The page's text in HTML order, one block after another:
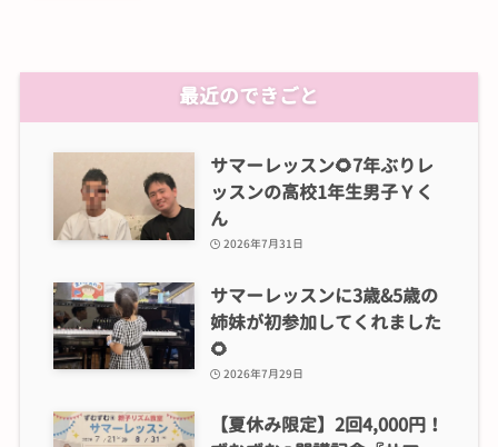
最近のできごと
サマーレッスン🌻7年ぶりレ
ッスンの高校1年生男子Ｙく
ん
2026年7月31日
サマーレッスンに3歳&5歳の
姉妹が初参加してくれました
🌻
2026年7月29日
【夏休み限定】2回4,000円！